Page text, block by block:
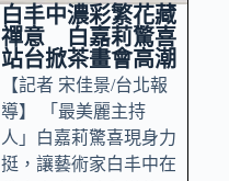
白丰中濃彩繁花藏
禪意 白嘉莉驚喜
站台掀茶畫會高潮
【記者 宋佳景/台北報
導】 「最美麗主持
人」白嘉莉驚喜現身力
挺，讓藝術家白丰中在